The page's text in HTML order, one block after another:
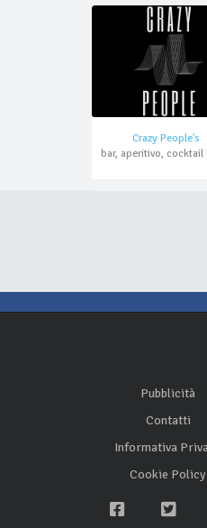
Crazy People's
Pubblicità
Contatti
Informativa
Cookie Policy